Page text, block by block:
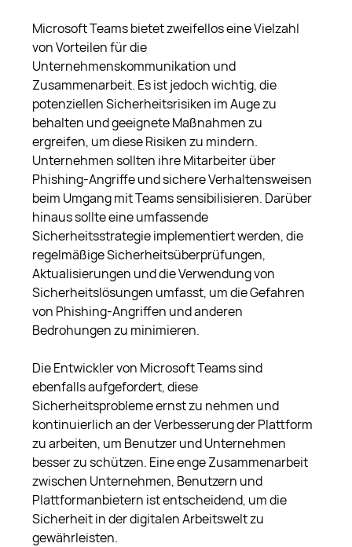
Microsoft Teams bietet zweifellos eine Vielzahl
von Vorteilen für die
Unternehmenskommunikation und
Zusammenarbeit. Es ist jedoch wichtig, die
potenziellen Sicherheitsrisiken im Auge zu
behalten und geeignete Maßnahmen zu
ergreifen, um diese Risiken zu mindern.
Unternehmen sollten ihre Mitarbeiter über
Phishing-Angriffe und sichere Verhaltensweisen
beim Umgang mit Teams sensibilisieren. Darüber
hinaus sollte eine umfassende
Sicherheitsstrategie implementiert werden, die
regelmäßige Sicherheitsüberprüfungen,
Aktualisierungen und die Verwendung von
Sicherheitslösungen umfasst, um die Gefahren
von Phishing-Angriffen und anderen
Bedrohungen zu minimieren.
Die Entwickler von Microsoft Teams sind
ebenfalls aufgefordert, diese
Sicherheitsprobleme ernst zu nehmen und
kontinuierlich an der Verbesserung der Plattform
zu arbeiten, um Benutzer und Unternehmen
besser zu schützen. Eine enge Zusammenarbeit
zwischen Unternehmen, Benutzern und
Plattformanbietern ist entscheidend, um die
Sicherheit in der digitalen Arbeitswelt zu
gewährleisten.